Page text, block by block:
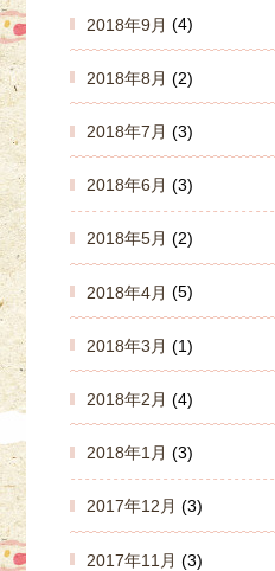
2018年9月 (4)
2018年8月 (2)
2018年7月 (3)
2018年6月 (3)
2018年5月 (2)
2018年4月 (5)
2018年3月 (1)
2018年2月 (4)
2018年1月 (3)
2017年12月 (3)
2017年11月 (3)